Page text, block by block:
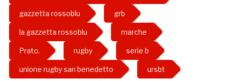
gazzetta rossoblu grb
la gazzetta rossoblu marche
Prato. rugby serie b
unione rugby san benedetto ursbt